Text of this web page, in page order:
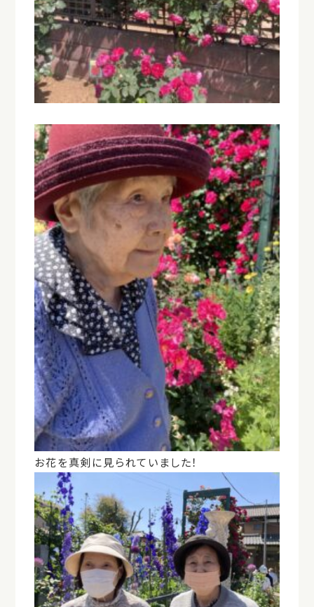
お花を真剣に見られていました！